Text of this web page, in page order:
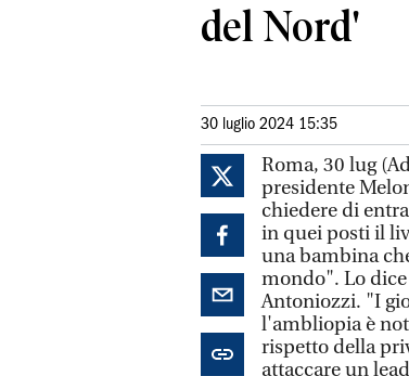
del Nord'
30 luglio 2024 15:35
Roma, 30 lug
presidente
chiedere di
in quei posti il
una bambina
mondo". Lo
Antoniozzi. "I
l'ambliopia è
rispetto della
attaccare un